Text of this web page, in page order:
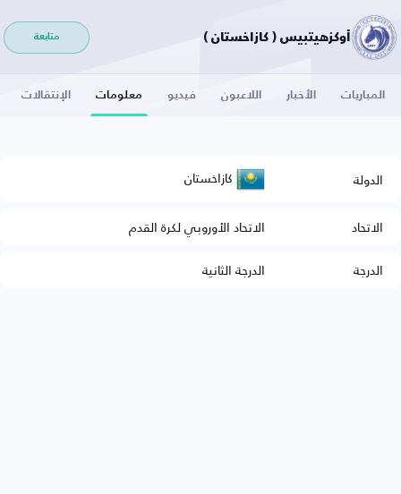
أوكزهيتبيس ( كازاخستان ) متابعة
المباريات الأخبار اللاعبون فيديو معلومات الإنتقالات
الدولة كازاخستان
الاتحاد
الاتحاد الأوروبي لكرة القدم
الدرجة
الدرجة الثانية